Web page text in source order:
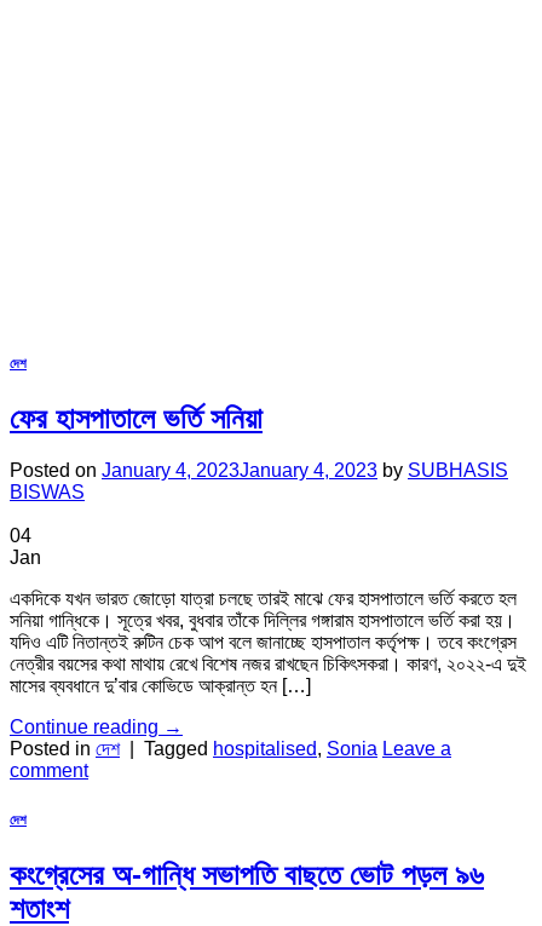
দেশ
ফের হাসপাতালে ভর্তি সনিয়া
Posted on January 4, 2023January 4, 2023 by SUBHASIS
BISWAS
04
Jan
একদিকে যখন ভারত জোড়ো যাত্রা চলছে তারই মাঝে ফের হাসপাতালে ভর্তি করতে হল
সনিয়া গান্ধিকে। সূত্রে খবর, বুধবার তাঁকে দিল্লির গঙ্গারাম হাসপাতালে ভর্তি করা হয়।
যদিও এটি নিতান্তই রুটিন চেক আপ বলে জানাচ্ছে হাসপাতাল কর্তৃপক্ষ। তবে কংগ্রেস
নেত্রীর বয়সের কথা মাথায় রেখে বিশেষ নজর রাখছেন চিকিৎসকরা। কারণ, ২০২২-এ দুই
মাসের ব্যবধানে দু’বার কোভিডে আক্রান্ত হন […]
Continue reading →
Posted in দেশ Tagged hospitalised, Sonia Leave a
comment
দেশ
কংগ্রেসের অ-গান্ধি সভাপতি বাছতে ভোট পড়ল ৯৬
শতাংশ